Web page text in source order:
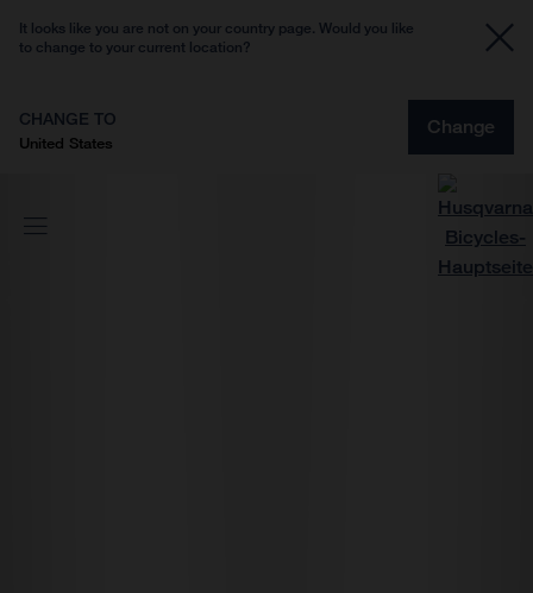
It looks like you are not on your country page. Would you like
to change to your current location?
CHANGE TO
United States
Change